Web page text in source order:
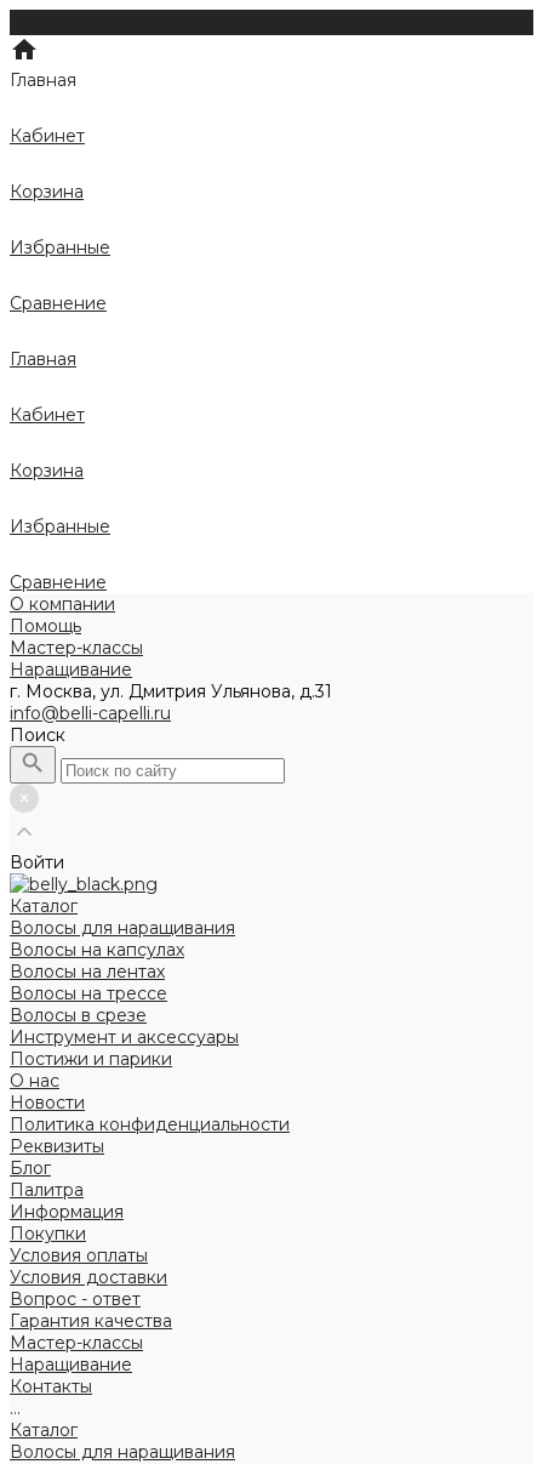
Главная
Кабинет
Корзина
Избранные
Сравнение
Главная
Кабинет
Корзина
Избранные
Сравнение
О компании
Помощь
Мастер-классы
Наращивание
г. Москва, ул. Дмитрия Ульянова, д.31
info@belli-capelli.ru
Поиск
Войти
Каталог
Волосы для наращивания
Волосы на капсулах
Волосы на лентах
Волосы на трессе
Волосы в срезе
Инструмент и аксессуары
Постижи и парики
О нас
Новости
Политика конфиденциальности
Реквизиты
Блог
Палитра
Информация
Покупки
Условия оплаты
Условия доставки
Вопрос - ответ
Гарантия качества
Мастер-классы
Наращивание
Контакты
...
Каталог
Волосы для наращивания